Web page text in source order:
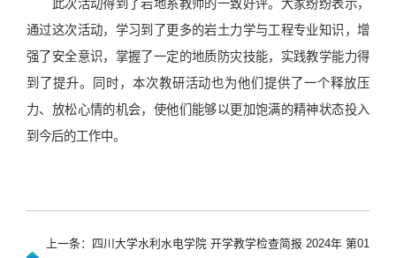
此次活动得到了岩地系教师的一致好评。大家纷纷表示，
通过这次活动，学习到了更多的岩土力学与工程专业知识，增
强了安全意识，掌握了一定的地质防灾技能，实践教学能力得
到了提升。同时，本次教研活动也为他们提供了一个释放压
力、放松心情的机会，使他们能够以更加饱满的精神状态投入
到今后的工作中。
上一条：四川大学水利水电学院 开学教学检查简报 2024年 第01